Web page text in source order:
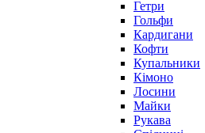
Гетри
Гольфи
Кардигани
Кофти
Купальники
Кімоно
Лосини
Майки
Рукава